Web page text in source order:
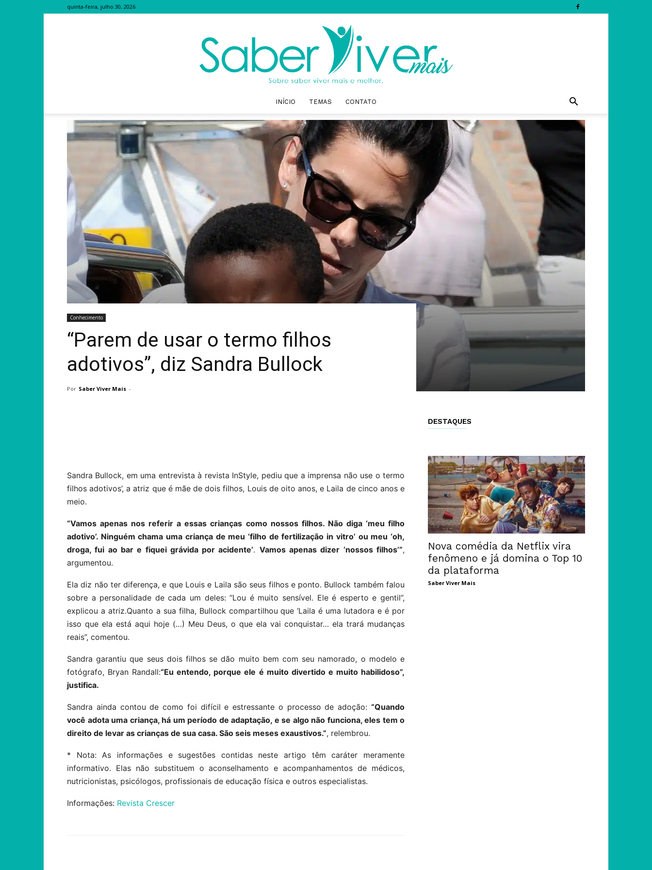
quinta-feira, julho 30, 2026
Saber
Viver
Mais
INÍCIO TEMAS CONTATO
Conhecimento
“Parem de usar o termo filhos
adotivos”, diz Sandra Bullock
Por Saber Viver Mais -
Sandra Bullock, em uma entrevista à revista InStyle, pediu que a imprensa não use o termo
filhos adotivos’, a atriz que é mãe de dois filhos, Louis de oito anos, e Laila de cinco anos e
meio.
“Vamos apenas nos referir a essas crianças como nossos filhos. Não diga ‘meu filho
adotivo’. Ninguém chama uma criança de meu ‘filho de fertilização in vitro’ ou meu ‘oh,
droga, fui ao bar e fiquei grávida por acidente’. Vamos apenas dizer ‘nossos filhos’”,
argumentou.
Ela diz não ter diferença, e que Louis e Laila são seus filhos e ponto. Bullock também falou
sobre a personalidade de cada um deles: “Lou é muito sensível. Ele é esperto e gentil”,
explicou a atriz.Quanto a sua filha, Bullock compartilhou que ‘Laila é uma lutadora e é por
isso que ela está aqui hoje (…) Meu Deus, o que ela vai conquistar… ela trará mudanças
reais”, comentou.
Sandra garantiu que seus dois filhos se dão muito bem com seu namorado, o modelo e
fotógrafo, Bryan Randall:“Eu entendo, porque ele é muito divertido e muito habilidoso”,
justifica.
Sandra ainda contou de como foi difícil e estressante o processo de adoção: “Quando
você adota uma criança, há um período de adaptação, e se algo não funciona, eles tem o
direito de levar as crianças de sua casa. São seis meses exaustivos.”, relembrou.
* Nota: As informações e sugestões contidas neste artigo têm caráter meramente
informativo. Elas não substituem o aconselhamento e acompanhamentos de médicos,
nutricionistas, psicólogos, profissionais de educação física e outros especialistas.
Informações: Revista Crescer
DESTAQUES
Nova comédia da Netflix vira
fenômeno e já domina o Top 10
da plataforma
Saber Viver Mais